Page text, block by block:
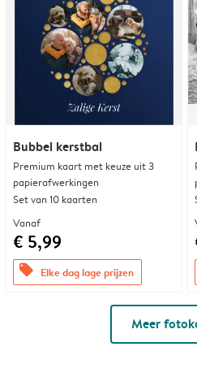
Bubbel kerstbal
Premium kaart met keuze uit 3
papierafwerkingen
Set van 10 kaarten
Vanaf
€ 5,99
offers Elke dag lage prijzen
Meer